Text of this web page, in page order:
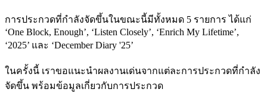
การประกวดที่กำลังจัดขึ้นในขณะนี้มีทั้งหมด 5 รายการ ได้แก่
‘One Block, Enough’, ‘Listen Closely’, ‘Enrich My Lifetime’,
‘2025’ และ ‘December Diary '25’
ในครั้งนี้ เราขอแนะนำผลงานเด่นจากแต่ละการประกวดที่กำลัง
จัดขึ้น พร้อมข้อมูลเกี่ยวกับการประกวด